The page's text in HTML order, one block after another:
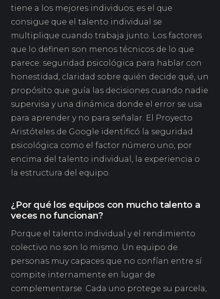
tiene a los mejores individuos; es el que
consigue que el talento individual se
multiplique cuando trabaja junto. Los factores
que lo definen son menos técnicos de lo que
parece: seguridad psicológica para hablar con
honestidad, claridad sobre quién decide qué, un
propósito que guía las decisiones cuando nadie
supervisa y una dinámica donde el error se usa
para aprender y no para señalar. El Proyecto
Aristóteles de Google identificó la seguridad
psicológica como el factor número uno, por
encima del talento individual, la experiencia o
la estructura del equipo.
¿Por qué los equipos con mucho talento a
veces no funcionan?
Porque el talento individual y el rendimiento
colectivo no son lo mismo. Un equipo de
personas muy capaces que no confían entre sí
compite internamente en lugar de
complementarse. Cada uno protege su parcela,